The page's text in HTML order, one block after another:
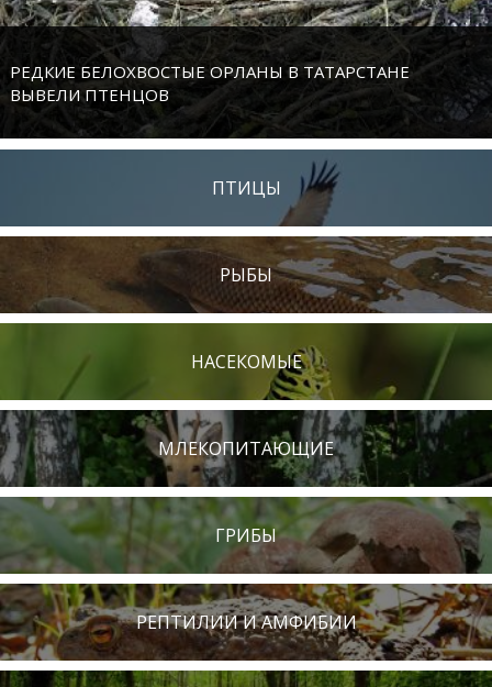
РЕДКИЕ БЕЛОХВОСТЫЕ ОРЛАНЫ В ТАТАРСТАНЕ
ВЫВЕЛИ ПТЕНЦОВ
ПТИЦЫ
РЫБЫ
НАСЕКОМЫЕ
МЛЕКОПИТАЮЩИЕ
ГРИБЫ
РЕПТИЛИИ И АМФИБИИ